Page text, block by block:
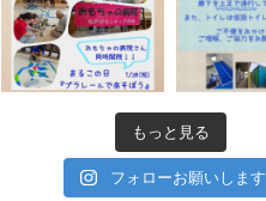
もっと見る
フォローお願いします